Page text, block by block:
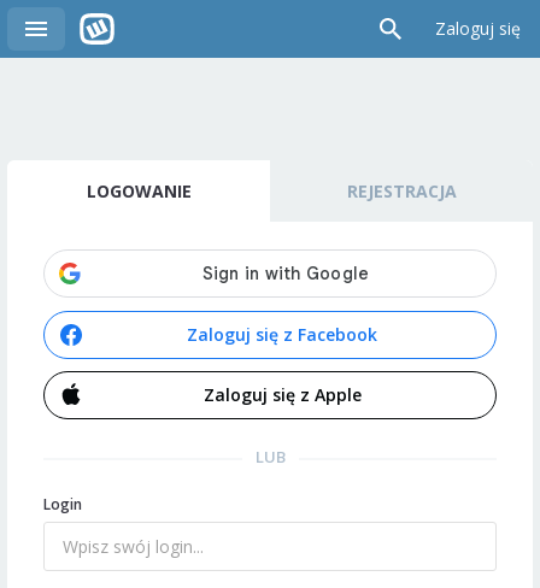
Zaloguj się
LOGOWANIE REJESTRACJA
Zaloguj się z Facebook
Zaloguj się z Apple
LUB
Login